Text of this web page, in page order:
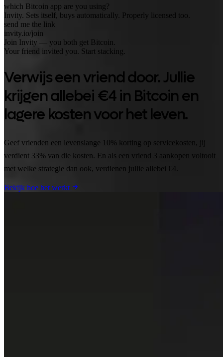
which Bitcoin app are you using?
Invity. Sets itself, buys automatically. Properly licensed too.
send me the link
invity.io/join
Join Invity — you both get Bitcoin.
Your friend invited you. Start stacking.
Verwijs een vriend door. Jullie
krijgen allebei €4 in Bitcoin en
lagere kosten voor het leven.
Geef vrienden een levenslange 10% korting op servicekosten, jij
verdient 33% van die kosten. En als een vriend 3 aankopen voltooit
met welke strategie dan ook, verdienen jullie allebei €4.
Bekijk hoe het werkt